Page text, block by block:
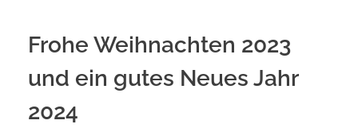
Frohe Weihnachten 2023
und ein gutes Neues Jahr
2024